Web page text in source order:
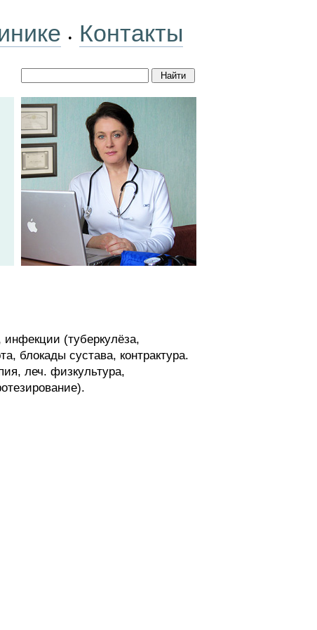
• Контакты
инфекции (туберкулёза,
блокады сустава, контрактура.
леч. физкультура,